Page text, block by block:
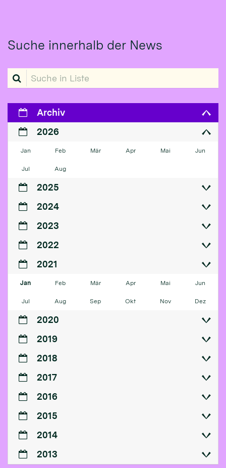
Suche innerhalb der News
Suche in Liste
Archiv
2026
Jan Feb Mär Apr Mai Jun
Jul Aug
2025
2024
2023
2022
2021
Jan Feb Mär Apr Mai Jun
Jul Aug Sep Okt Nov Dez
2020
2019
2018
2017
2016
2015
2014
2013